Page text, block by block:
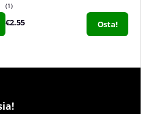
1
€2.55 Osta!